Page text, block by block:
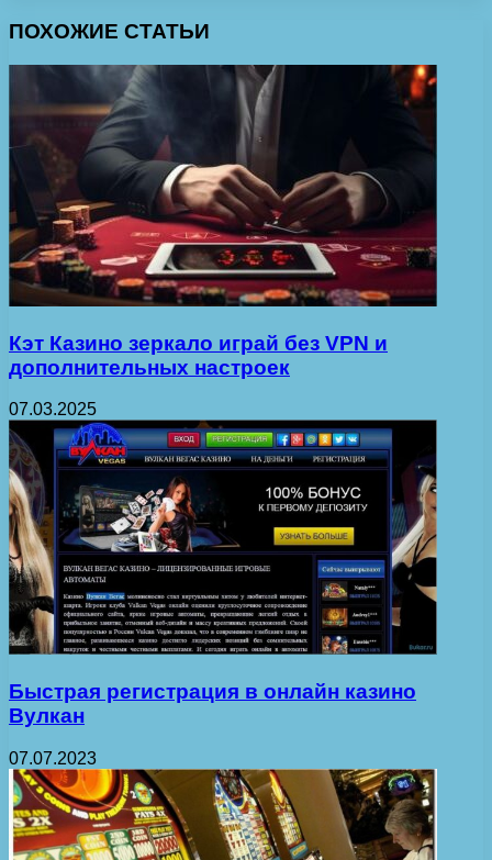
ПОХОЖИЕ СТАТЬИ
Кэт Казино зеркало играй без VPN и
дополнительных настроек
07.03.2025
Быстрая регистрация в онлайн казино
Вулкан
07.07.2023